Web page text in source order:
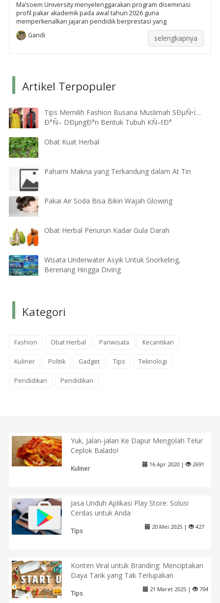
Ma’soem University menyelenggarakan program diseminasi
profil pakar akademik pada awal tahun 2026 guna
memperkenalkan jajaran pendidik berprestasi yang
Gandi
selengkapnya
Artikel Terpopuler
Tips Memilih Fashion Busana Muslimah SÐµÑ•Ï…
Ð°Ñ– DÐµngÐ°n Bentuk Tubuh KÑ–tÐ°
Obat Kuat Herbal
Pahami Makna yang Terkandung dalam At Tin
Pakai Air Soda Bisa Bikin Wajah Glowing
Obat Herbal Penurun Kadar Gula Darah
Wisata Underwater Asyik Untuk Snorkeling,
Berenang Hingga Diving
Kategori
Fashion Obat Herbal Pariwisata Kecantikan
Kuliner Politik Gadget Tips Teknologi
Pendidikan Pendidikan
Yuk, Jalan-jalan Ke Dapur Mengolah Telur
Ceplok Balado!
Kuliner
16 Apr 2020 | 2691
Jasa Unduh Aplikasi Play Store: Solusi
Cerdas untuk Anda
Tips
20 Mei 2025 | 427
Konten Viral untuk Branding: Menciptakan
Daya Tarik yang Tak Terlupakan
Tips
21 Maret 2025 | 704